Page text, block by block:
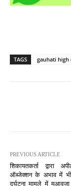
TAGS gauhati high
PREVIOUS ARTICLE
शिकायतकर्ता द्वारा
ऑब्जेक्शन के अभाव में भी
दुर्घटना मामले में